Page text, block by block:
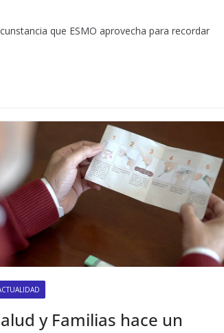
que ESMO aprovecha para recordar
y Familias hace un